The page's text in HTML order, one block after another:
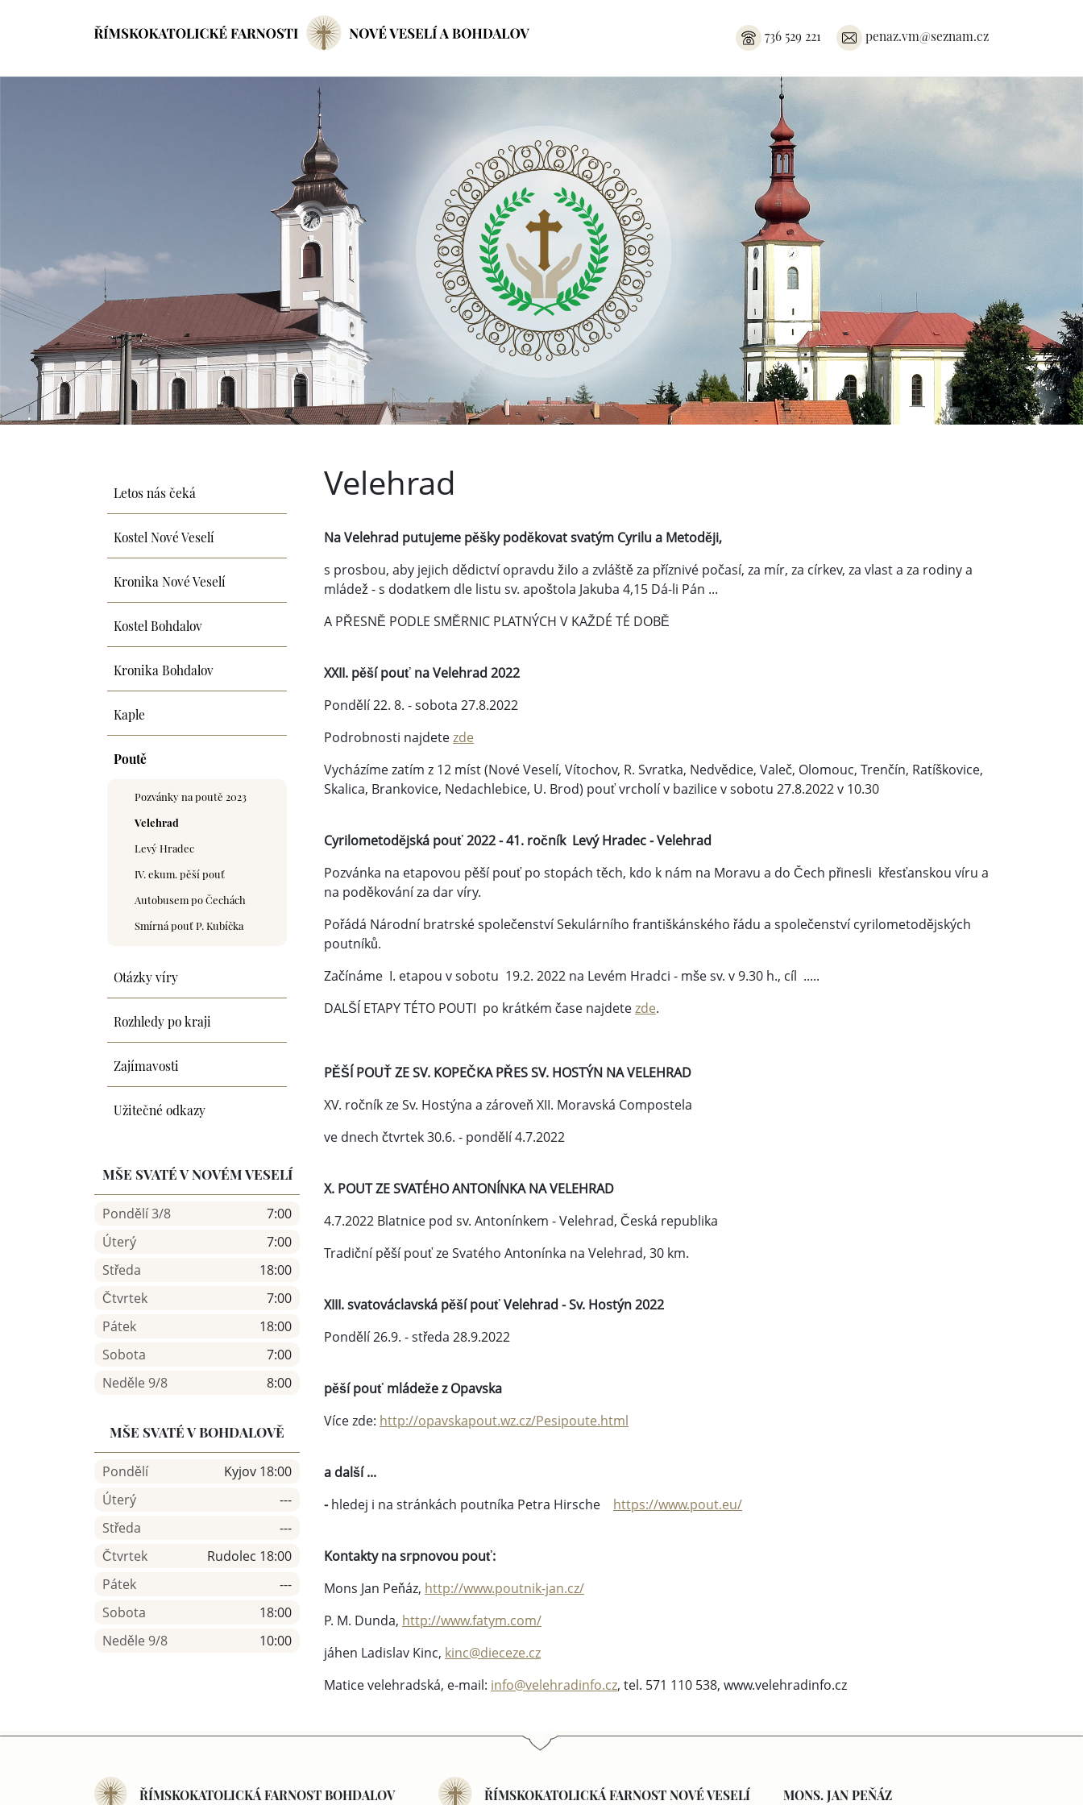
736 529 221 penaz.vm@seznam.cz
Letos nás čeká
Kostel Nové Veselí
Kronika Nové Veselí
Kostel Bohdalov
Kronika Bohdalov
Kaple
Poutě
Pozvánky na poutě 2023
Velehrad
Levý Hradec
IV. ekum. pěší pouť
Autobusem po Čechách
Smírná pouť P. Kubíčka
Otázky víry
Rozhledy po kraji
Zajímavosti
Užitečné odkazy
MŠE SVATÉ V NOVÉM VESELÍ
Pondělí 3/8
7:00
Úterý
7:00
Středa
18:00
Čtvrtek
7:00
Pátek
18:00
Sobota
7:00
Neděle 9/8
8:00
MŠE SVATÉ V BOHDALOVĚ
Pondělí
Kyjov 18:00
Úterý
---
Středa
---
Čtvrtek
Rudolec 18:00
Pátek
---
Sobota
18:00
Neděle 9/8
10:00
Velehrad
Na Velehrad putujeme pěšky poděkovat svatým Cyrilu a Metoději,
s prosbou, aby jejich dědictví opravdu žilo a zvláště za příznivé počasí, za mír, za církev, za vlast a za rodiny a
mládež - s dodatkem dle listu sv. apoštola Jakuba 4,15 Dá-li Pán ...
A PŘESNĚ PODLE SMĚRNIC PLATNÝCH V KAŽDÉ TÉ DOBĚ
XXII. pěší pouť na Velehrad 2022
Pondělí 22. 8. - sobota 27.8.2022
Podrobnosti najdetezde
Vycházíme zatím z 12 míst (Nové Veselí, Vítochov, R. Svratka, Nedvědice, Valeč, Olomouc, Trenčín, Ratíškovice,
Skalica, Brankovice, Nedachlebice, U. Brod) pouť vrcholí v bazilice v sobotu 27.8.2022 v 10.30
Cyrilometodějská pouť 2022 - 41. ročník Levý Hradec - Velehrad
Pozvánka na etapovou pěší pouť po stopách těch, kdo k nám na Moravu a do Čech přinesli křesťanskou víru a
na poděkování za dar víry.
Pořádá Národní bratrské společenství Sekulárního františkánského řádu a společenství cyrilometodějských
poutníků.
Začínáme I. etapou v sobotu 19.2. 2022 na Levém Hradci - mše sv. v 9.30 h., cíl .....
DALŠÍ ETAPY TÉTO POUTI po krátkém čase najdetezde.
PĚŠÍ POUŤ ZE SV. KOPEČKA PŘES SV. HOSTÝN NA VELEHRAD
XV. ročník ze Sv. Hostýna a zároveň XII. Moravská Compostela
ve dnech čtvrtek 30.6. - pondělí 4.7.2022
X. POUT ZE SVATÉHO ANTONÍNKA NA VELEHRAD
4.7.2022 Blatnice pod sv. Antonínkem - Velehrad, Česká republika
Tradiční pěší pouť ze Svatého Antonínka na Velehrad, 30 km.
XIII. svatováclavská pěší pouť Velehrad - Sv. Hostýn 2022
Pondělí 26.9. - středa 28.9.2022
pěší pouť mládeže z Opavska
Více zde: http://opavskapout.wz.cz/Pesipoute.html
a další ...
-hledej i na stránkách poutníka Petra Hirsche https://www.pout.eu/
Kontakty na srpnovou pouť:
Mons Jan Peňáz, http://www.poutnik-jan.cz/
P. M. Dunda, http://www.fatym.com/
jáhen Ladislav Kinc, kinc@dieceze.cz
Matice velehradská, e-mail: info@velehradinfo.cz, tel. 571 110 538, www.velehradinfo.cz
ŘÍMSKOKATOLICKÁ FARNOST BOHDALOV ŘÍMSKOKATOLICKÁ FARNOST NOVÉ VESELÍ MONS. JAN PEŇÁZ